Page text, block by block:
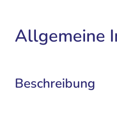
Allgemeine
Beschreibung